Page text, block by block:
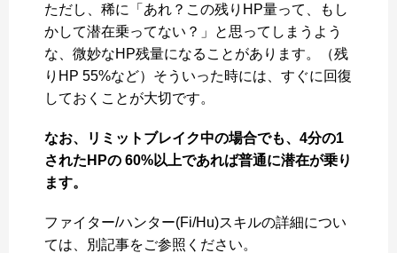
ただし、稀に「あれ？この残りHP量って、もし
かして潜在乗ってない？」と思ってしまうよう
な、微妙なHP残量になることがあります。（残
りHP 55%など）そういった時には、すぐに回復
しておくことが大切です。
なお、リミットブレイク中の場合でも、4分の1
されたHPの 60%以上であれば普通に潜在が乗り
ます。
ファイター/ハンター(Fi/Hu)スキルの詳細につい
ては、別記事をご参照ください。